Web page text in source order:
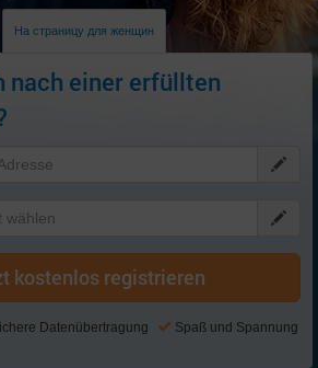
На страницу для женщин
nach einer erfüllten
kostenlos registrieren
Datenübertragung Spaß und Spannung